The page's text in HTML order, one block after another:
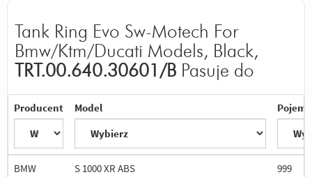
Tank Ring Evo Sw-Motech For
Bmw/Ktm/Ducati Models, Black,
TRT.00.640.30601/B Pasuje do
Producent Model
BMW S 1000 XR ABS
999